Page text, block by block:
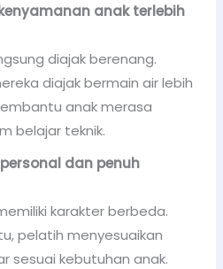
anak terlebih
diajak berenang.
diajak bermain air lebih
anak merasa
belajar teknik.
dan penuh
karakter berbeda.
pelatih menyesuaikan
sesuai kebutuhan anak.